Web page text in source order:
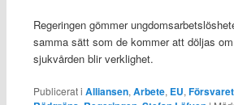
Regeringen gömmer
samma sätt som de kommer att döljas
sjukvården blir verklighet.
Publicerat i Alliansen, Arbete, EU, Försvaret